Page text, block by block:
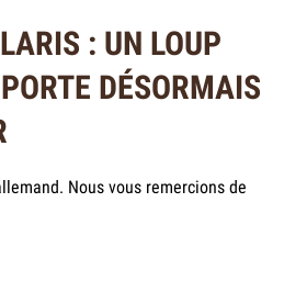
: UN LOUP
DÉSORMAIS
Nous vous remercions de